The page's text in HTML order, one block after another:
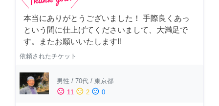
本当にありがとうございました！ 手際良くあっ
という間に仕上げてくださいまして、大満足で
す。またお願いいたします‼️
依頼されたチケット
男性 / 70代 / 東京都
sentiment_satisfied 11 sentiment_neutral 2 sentiment_dissatisfied 0